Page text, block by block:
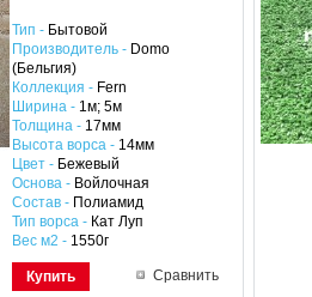
Тип - Бытовой
Производитель - Domo
(Бельгия)
Коллекция - Fern
Ширина - 1м; 5м
Толщина - 17мм
Высота ворса - 14мм
Цвет - Бежевый
Основа - Войлочная
Состав - Полиамид
Тип ворса - Кат Луп
Вес м2 - 1550г
Купить Сравнить